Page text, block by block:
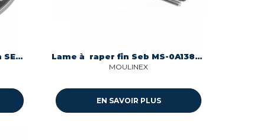
Disque A Raper/Emincer Fin SEB, Moulinex, Krups, Tefal, Rowenta Lame à raper fin Seb MS-0A13873
MOULINEX
EN SAVOIR PLUS